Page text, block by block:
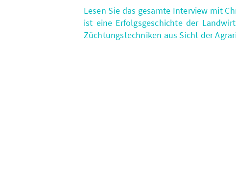
Lesen Sie das gesamte Interview mit
ist eine Erfolgsgeschichte der
Züchtungstechniken aus Sicht der